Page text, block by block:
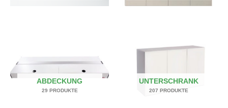
ABDECKUNG
29 PRODUKTE
UNTERSCHRANK
207 PRODUKTE